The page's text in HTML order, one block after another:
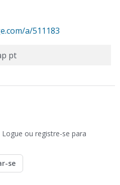
a/511183
pt
ou registre-se para
se